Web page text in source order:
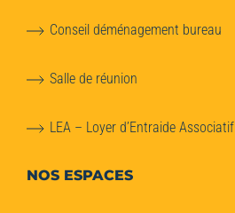
Conseil déménagement bureau
Salle de réunion
LEA – Loyer d’Entraide Associatif
NOS ESPACES